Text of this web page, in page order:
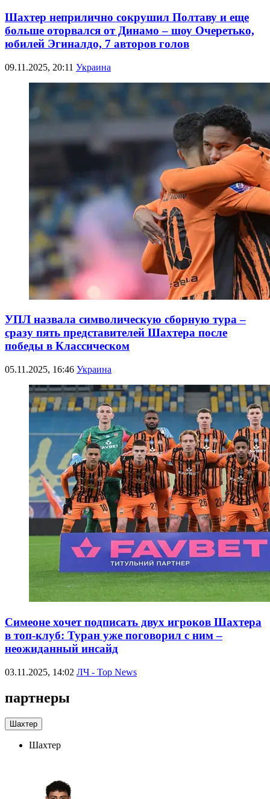
Шахтер неприлично сокрушил Полтаву и еще
больше оторвался от Динамо – шоу Очеретько,
юбилей Эгиналдо, 7 авторов голов
09.11.2025, 20:11 Украина
УПЛ назвала символическую сборную тура –
сразу пять представителей Шахтера после
победы в Классическом
05.11.2025, 16:46 Украина
Симеоне хочет подписать двух игроков Шахтера
в топ-клуб: Туран уже поговорил с ним –
неожиданный инсайд
03.11.2025, 14:02 ЛЧ - Top News
партнеры
Шахтер
Шахтер